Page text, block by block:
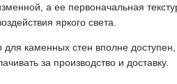
а ее первоначальная
яркого света.
каменных стен вполне
за производство и доставку.